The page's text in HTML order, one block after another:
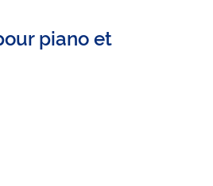
piano et